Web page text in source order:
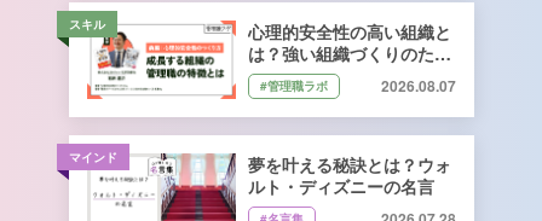
スキル
心理的安全性の高い組織と
は？強い組織づくりのため
に管理職ができること｜石
井遼介さん監修
#管理職ラボ 2026.08.07
マインド
夢を叶える秘訣とは？ウォ
ルト・ディズニーの名言